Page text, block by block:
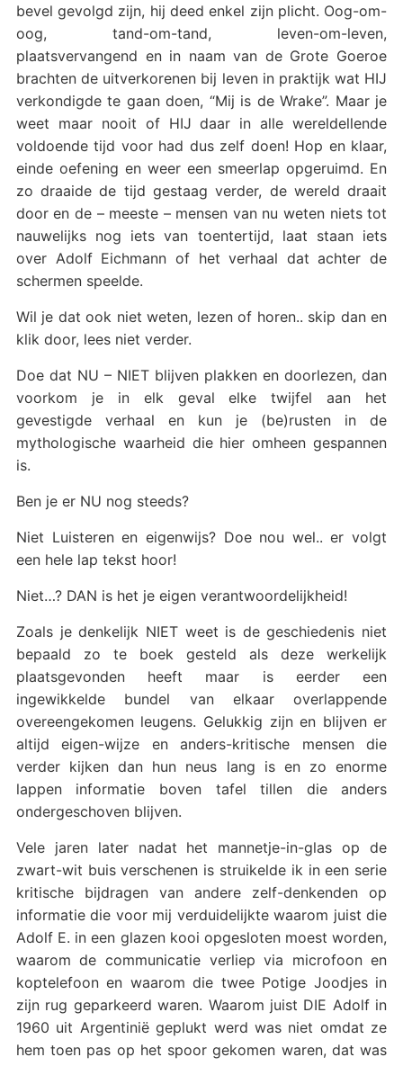
bevel gevolgd zijn, hij deed enkel zijn plicht. Oog-om-
oog, tand-om-tand, leven-om-leven,
plaatsvervangend en in naam van de Grote Goeroe
brachten de uitverkorenen bij leven in praktijk wat HIJ
verkondigde te gaan doen, “Mij is de Wrake”. Maar je
weet maar nooit of HIJ daar in alle wereldellende
voldoende tijd voor had dus zelf doen! Hop en klaar,
einde oefening en weer een smeerlap opgeruimd. En
zo draaide de tijd gestaag verder, de wereld draait
door en de – meeste – mensen van nu weten niets tot
nauwelijks nog iets van toentertijd, laat staan iets
over Adolf Eichmann of het verhaal dat achter de
schermen speelde.
Wil je dat ook niet weten, lezen of horen.. skip dan en
klik door, lees niet verder.
Doe dat NU – NIET blijven plakken en doorlezen, dan
voorkom je in elk geval elke twijfel aan het
gevestigde verhaal en kun je (be)rusten in de
mythologische waarheid die hier omheen gespannen
is.
Ben je er NU nog steeds?
Niet Luisteren en eigenwijs? Doe nou wel.. er volgt
een hele lap tekst hoor!
Niet…? DAN is het je eigen verantwoordelijkheid!
Zoals je denkelijk NIET weet is de geschiedenis niet
bepaald zo te boek gesteld als deze werkelijk
plaatsgevonden heeft maar is eerder een
ingewikkelde bundel van elkaar overlappende
overeengekomen leugens. Gelukkig zijn en blijven er
altijd eigen-wijze en anders-kritische mensen die
verder kijken dan hun neus lang is en zo enorme
lappen informatie boven tafel tillen die anders
ondergeschoven blijven.
Vele jaren later nadat het mannetje-in-glas op de
zwart-wit buis verschenen is struikelde ik in een serie
kritische bijdragen van andere zelf-denkenden op
informatie die voor mij verduidelijkte waarom juist die
Adolf E. in een glazen kooi opgesloten moest worden,
waarom de communicatie verliep via microfoon en
koptelefoon en waarom die twee Potige Joodjes in
zijn rug geparkeerd waren. Waarom juist DIE Adolf in
1960 uit Argentinië geplukt werd was niet omdat ze
hem toen pas op het spoor gekomen waren, dat was